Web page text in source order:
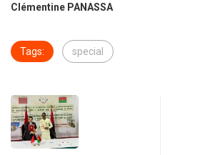
Clémentine PANASSA
Tags: special